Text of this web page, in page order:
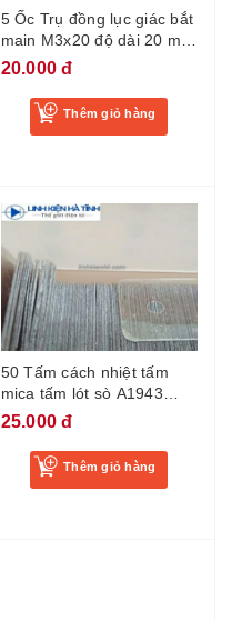
5 Ốc Trụ đồng lục giác bắt
main M3x20 độ dài 20 mm
đực-cái
20.000 đ
Thêm giỏ hàng
50 Tấm cách nhiệt tấm
mica tấm lót sò A1943
C5200 TO-3PL
25.000 đ
Thêm giỏ hàng